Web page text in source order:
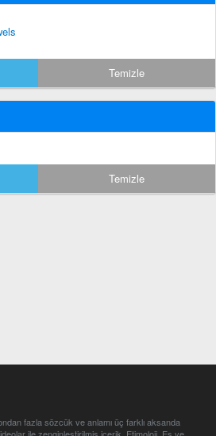
Temizle
Temizle
fazla sözcük ve anlamı üç farklı aksanda